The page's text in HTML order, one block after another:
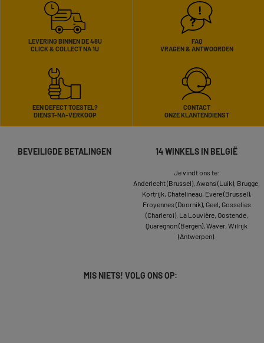
LEVERING BINNEN DE 48U
CLICK & COLLECT NA 1U
FAQ
VRAGEN & ANTWOORDEN
EEN DEFECT TOESTEL?
DIENST-NA-VERKOOP
CONTACT
ONZE KLANTENDIENST
BEVEILIGDE BETALINGEN 14 WINKELS IN BELGIË
Je vindt ons te:
Anderlecht (Brussel), Awans (Luik), Brugge,
Kortrijk, Chatelineau, Evere (Brussel),
Froyennes (Doornik), Geel, Gosselies
(Charleroi), La Louvière, Oostende,
Quaregnon (Bergen), Waver, Wilrijk
(Antwerpen).
MIS NIETS! VOLG ONS OP: